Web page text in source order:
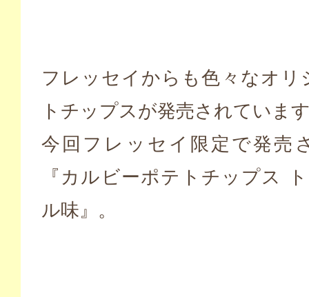
フレッセイからも色々なオリ
トチップスが発売されていま
今回フレッセイ限定で発売
『カルビーポテトチップス
ル味』。